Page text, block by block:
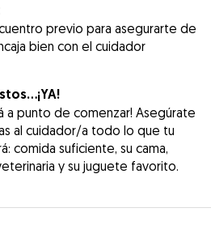
previo para asegurarte de
bien con el cuidador
a punto de comenzar! Asegúrate
al cuidador/a todo lo que tu
comida suficiente, su cama,
y su juguete favorito.